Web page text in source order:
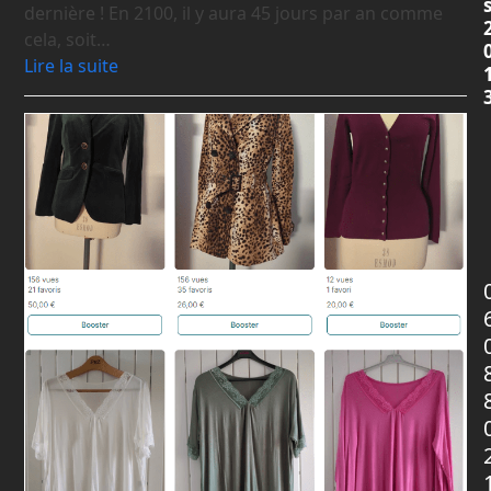
dernière ! En 2100, il y aura 45 jours par an comme
cela, soit…
Lire la suite